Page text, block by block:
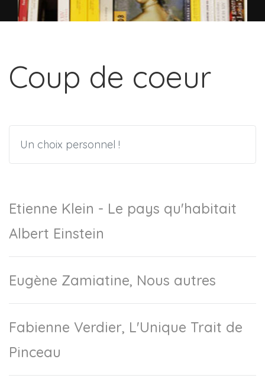
Coup de coeur
Un choix personnel !
Etienne Klein - Le pays qu'habitait
Albert Einstein
Eugène Zamiatine, Nous autres
Fabienne Verdier, L'Unique Trait de
Pinceau